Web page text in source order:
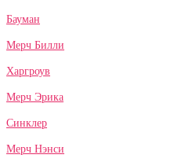
Бауман
Мерч Билли
Харгроув
Мерч Эрика
Синклер
Мерч Нэнси